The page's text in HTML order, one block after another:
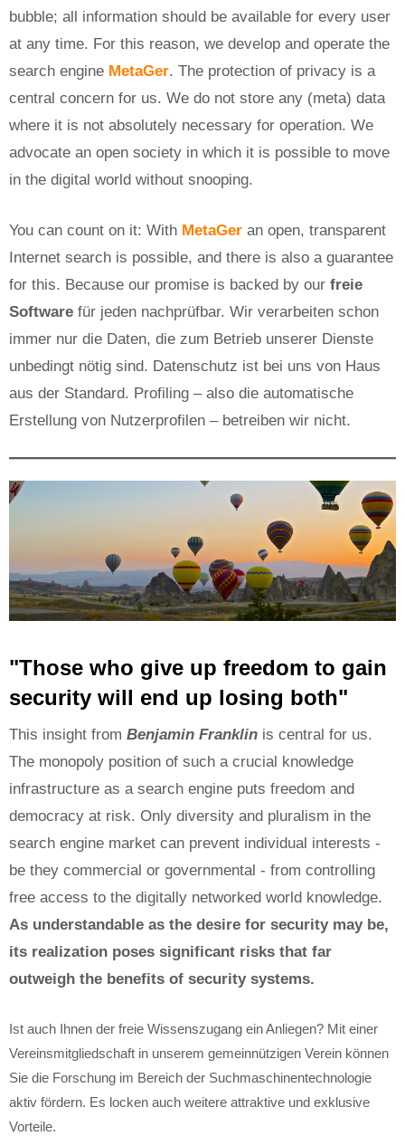
bubble; all information should be available for every user
at any time. For this reason, we develop and operate the
search engine MetaGer. The protection of privacy is a
central concern for us. We do not store any (meta) data
where it is not absolutely necessary for operation. We
advocate an open society in which it is possible to move
in the digital world without snooping.
You can count on it: With MetaGer an open, transparent
Internet search is possible, and there is also a guarantee
for this. Because our promise is backed by our freie
Software für jeden nachprüfbar. Wir verarbeiten schon
immer nur die Daten, die zum Betrieb unserer Dienste
unbedingt nötig sind. Datenschutz ist bei uns von Haus
aus der Standard. Profiling – also die automatische
Erstellung von Nutzerprofilen – betreiben wir nicht.
"Those who give up freedom to gain
security will end up losing both"
This insight from Benjamin Franklin is central for us.
The monopoly position of such a crucial knowledge
infrastructure as a search engine puts freedom and
democracy at risk. Only diversity and pluralism in the
search engine market can prevent individual interests -
be they commercial or governmental - from controlling
free access to the digitally networked world knowledge.
As understandable as the desire for security may be,
its realization poses significant risks that far
outweigh the benefits of security systems.
Ist auch Ihnen der freie Wissenszugang ein Anliegen? Mit einer
Vereinsmitgliedschaft in unserem gemeinnützigen Verein können
Sie die Forschung im Bereich der Suchmaschinentechnologie
aktiv fördern. Es locken auch weitere attraktive und exklusive
Vorteile.